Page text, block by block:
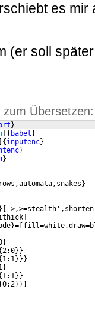
es
(er soll
Übersetzen:
}
{ babel }
{ inputenc}
}
}
}
}
->,>=stealth',shorten
}=
}
2:0}}
1:1}}}
}
1:1}}
0:2}}}